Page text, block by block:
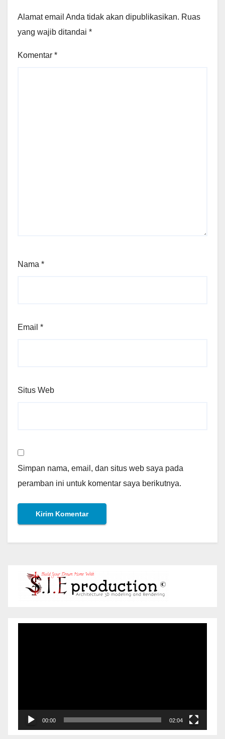
Alamat email Anda tidak akan dipublikasikan. Ruas
yang wajib ditandai *
Komentar *
Nama *
Email *
Situs Web
Simpan nama, email, dan situs web saya pada
peramban ini untuk komentar saya berikutnya.
00:00 02:04